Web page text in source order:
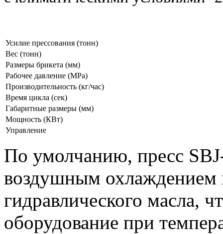
Усилие прессования (тонн)
Вес (тонн)
Размеры брикета (мм)
Рабочее давление (МРа)
Производительность (кг/час)
Время цикла (сек)
Габаритные размеры (мм)
Мощность (КВт)
Управление
По умолчанию, пресс
воздушным охлаждением
гидравлического масла,
оборудование при